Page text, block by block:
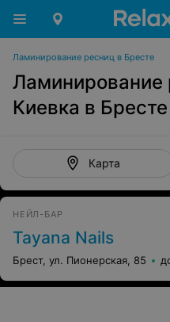
Ламинирование ресниц в Бресте
Ламинирование
Киевка в Бресте
Карта
НЕЙЛ-БАР
Tayana Nails
Брест, ул. Пионерская, 85